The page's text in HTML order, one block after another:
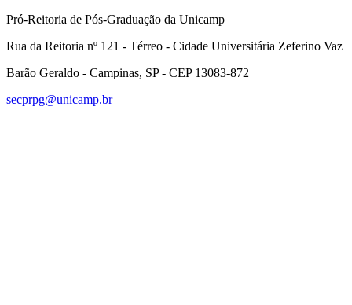
Pró-Reitoria de Pós-Graduação da Unicamp
Rua da Reitoria nº 121 - Térreo - Cidade Universitária Zeferino Vaz
Barão Geraldo - Campinas, SP - CEP 13083-872
secprpg@unicamp.br